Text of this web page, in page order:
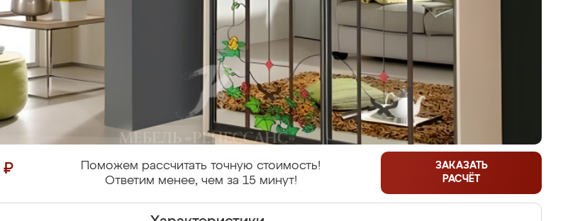
₽
Поможем рассчитать точную стоимость!
Ответим менее, чем за 15 минут!
ЗАКАЗАТЬ
РАСЧЁТ